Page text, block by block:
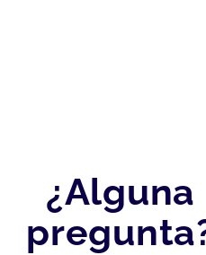
¿Alguna